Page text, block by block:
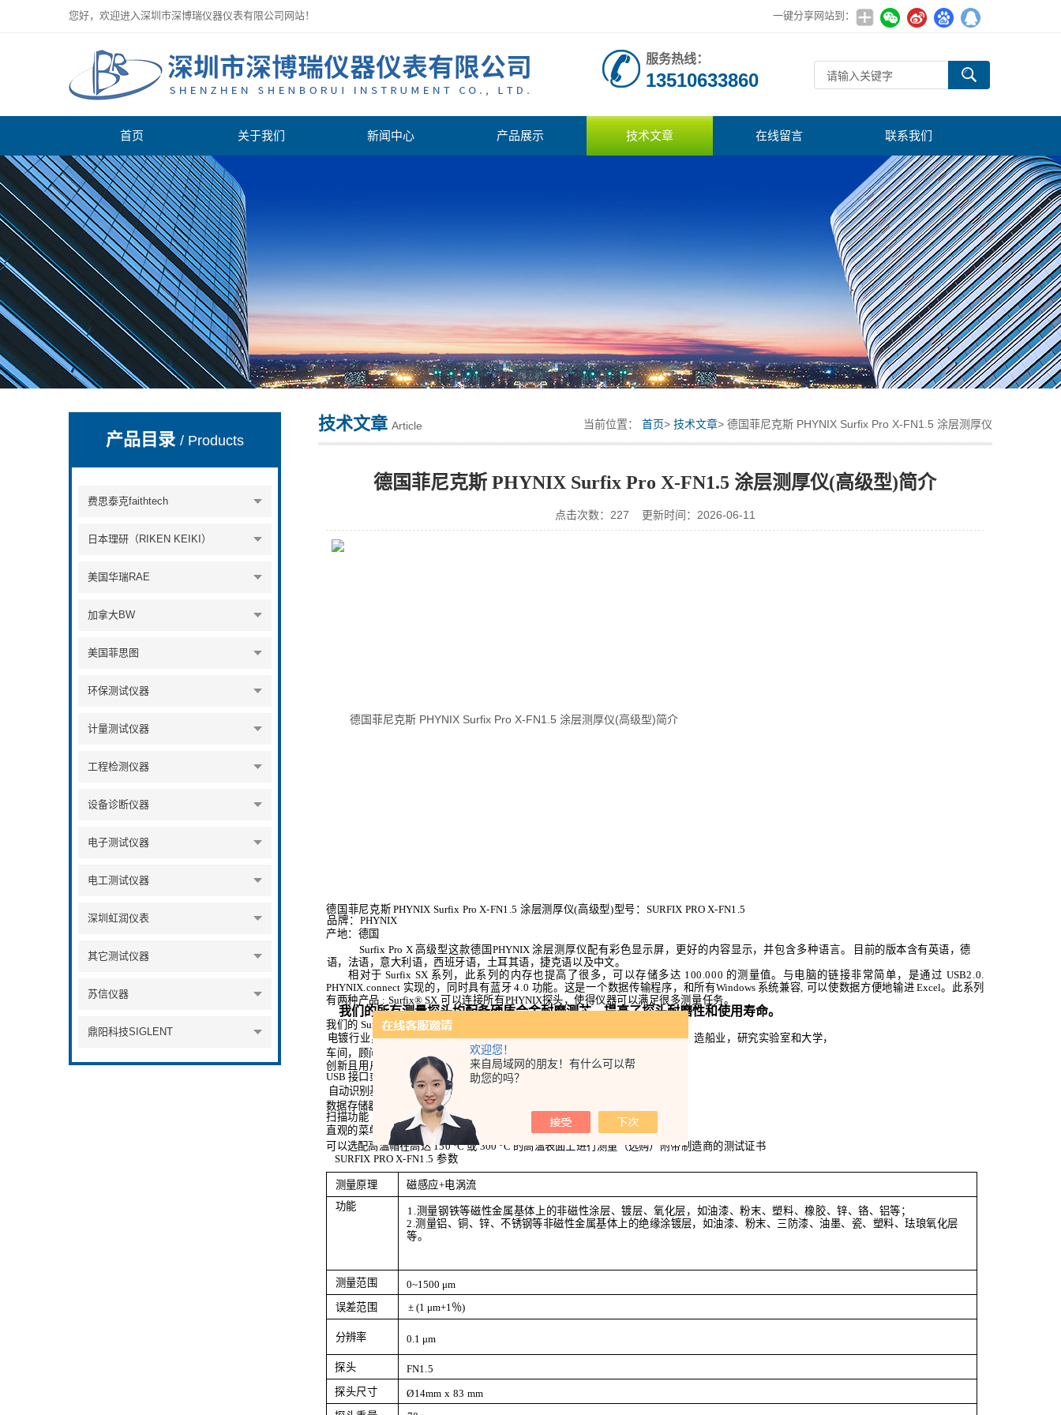
欢迎您！
来自局域网的朋友！有什么可以帮
助您的吗？
您好，欢迎进入深圳市深博瑞仪器仪表有限公司网站！ 一键分享网站到：
深圳市深博瑞仪器仪表有限公司
服务热线：
13510633860
首页 关于我们 新闻中心 产品展示 技术文章 在线留言 联系我们
产品目录/ Products
费思泰克faithtech
日本理研（RIKEN KEIKI）
美国华瑞RAE
加拿大BW
美国菲思图
环保测试仪器
计量测试仪器
工程检测仪器
设备诊断仪器
电子测试仪器
电工测试仪器
深圳虹润仪表
其它测试仪器
苏信仪器
鼎阳科技SIGLENT
技术文章 Article 当前位置： 首页> 技术文章> 德国菲尼克斯 PHYNIX Surfix Pro X-FN1.5 涂层测厚仪
(高级型)简介
德国菲尼克斯 PHYNIX Surfix Pro X-FN1.5 涂层测厚仪(高级型)简介
点击次数：227 更新时间：2026-06-11
德国菲尼克斯 PHYNIX Surfix Pro X-FN1.5 涂层测厚仪(高级型)型号： SURFIX PRO X-FN1.5
品牌： PHYNIX
产地：德国
Surfix Pro X 高级型这款德国PHYNIX 涂层测厚仪配有彩色显示屏，更好的内容显示，并包含多种语言。
目前的版本含有英语，德
语，法语，意大利语，西班牙语，土耳其语，捷克语以及中文。
相对于 Surfix SX 系列，此系列的内存也提高了很多，可以存储多达 100.000 的测量值。与电脑的链接非常简单，是通过USB2.0.
PHYNIX connect实现的，同时具有蓝牙 4.0 功能。这是一个数据传输程序，和 所有Windows 系统兼容, 可以使数据方便地输进 Excel。此系列
有两种产品 : Surfix® SX 可以连接所有PHYNIX探头，使得仪器可以满足很多测量任务。
我们的所有测量探头均配备硬质合金耐磨测芯，提高了探头耐磨性和使用寿命。
我们的 Surfix Pro X 测量仪用于以下领域：
电镀行业，喷涂行业，电子，新能源，汽车行业，化学工业，航空航天工程，造船业，研究实验室和大学，
车间，顾问和评估员
产品特点：
创新且用户友好的测量技术
高分辨率彩色图形显示
USB 接口或蓝牙
4.0
自动识别基材
数据存储器，最多
100,000
扫描功能
直观的菜单指导
可以选配高温帽在高达 150 °C 或 300 °C 的高温表面上进行测量（选购） 附带制造商的测试证书
SURFIX PRO X-FN1.5 参数
测量原理
磁感应+电涡流
功能
1. 测量钢铁等磁性金属基体上的非磁性涂层、镀层、氧化层，如油漆、粉末、塑料、橡 胶、锌、铬、铝等；
2.测量铝、铜、锌、不锈钢等非磁性金属基体上的绝缘涂镀层，如油漆、粉末、三防漆、油墨、瓷、塑料、珐琅氧化层
等。
测量范围 0~1500 μm
误差范围
± (1 μm+1％)
分辨率 0.1 μm
探头 FN1.5
探头尺寸
Ø14mm x 83 mm